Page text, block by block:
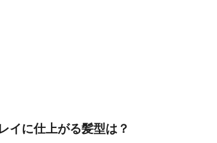
イに仕上がる髪型は？